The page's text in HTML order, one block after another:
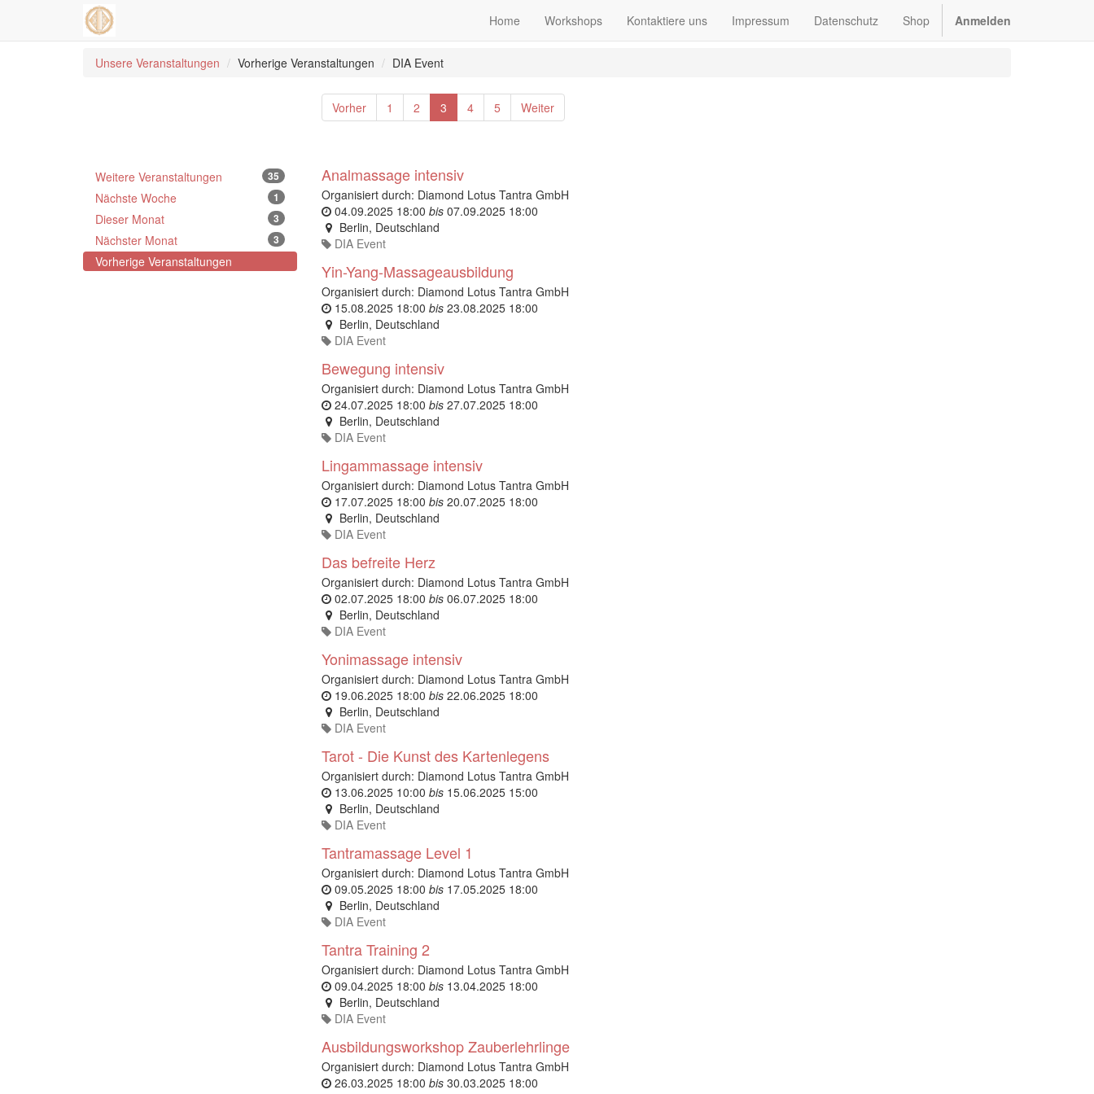
Home Workshops Kontaktiere uns Impressum Datenschutz Shop Anmelden
Unsere Veranstaltungen Vorherige Veranstaltungen DIA Event
Vorher 1 2 3 4 5 Weiter
Weitere Veranstaltungen 35
Nächste Woche 1
Dieser Monat 3
Nächster Monat 3
Vorherige Veranstaltungen
Analmassage intensiv
Organisiert durch: Diamond Lotus Tantra GmbH
04.09.2025 18:00 bis 07.09.2025 18:00
Berlin, Deutschland
DIA Event
Yin-Yang-Massageausbildung
Organisiert durch: Diamond Lotus Tantra GmbH
15.08.2025 18:00 bis 23.08.2025 18:00
Berlin, Deutschland
DIA Event
Bewegung intensiv
Organisiert durch: Diamond Lotus Tantra GmbH
24.07.2025 18:00 bis 27.07.2025 18:00
Berlin, Deutschland
DIA Event
Lingammassage intensiv
Organisiert durch: Diamond Lotus Tantra GmbH
17.07.2025 18:00 bis 20.07.2025 18:00
Berlin, Deutschland
DIA Event
Das befreite Herz
Organisiert durch: Diamond Lotus Tantra GmbH
02.07.2025 18:00 bis 06.07.2025 18:00
Berlin, Deutschland
DIA Event
Yonimassage intensiv
Organisiert durch: Diamond Lotus Tantra GmbH
19.06.2025 18:00 bis 22.06.2025 18:00
Berlin, Deutschland
DIA Event
Tarot - Die Kunst des Kartenlegens
Organisiert durch: Diamond Lotus Tantra GmbH
13.06.2025 10:00 bis 15.06.2025 15:00
Berlin, Deutschland
DIA Event
Tantramassage Level 1
Organisiert durch: Diamond Lotus Tantra GmbH
09.05.2025 18:00 bis 17.05.2025 18:00
Berlin, Deutschland
DIA Event
Tantra Training 2
Organisiert durch: Diamond Lotus Tantra GmbH
09.04.2025 18:00 bis 13.04.2025 18:00
Berlin, Deutschland
DIA Event
Ausbildungsworkshop Zauberlehrlinge
Organisiert durch: Diamond Lotus Tantra GmbH
26.03.2025 18:00 bis 30.03.2025 18:00